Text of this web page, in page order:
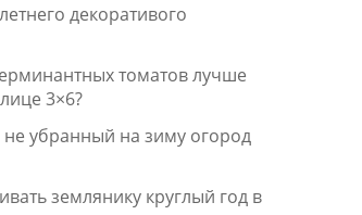
декоративого
томатов лучше
3×6?
не убранный на зиму огород
землянику круглый год в